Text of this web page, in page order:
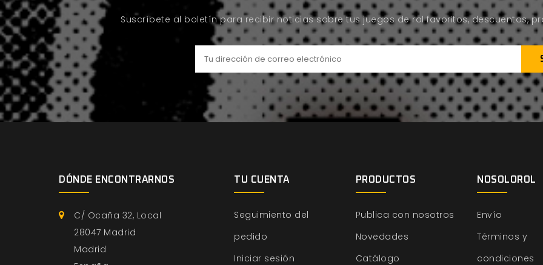
Suscríbete al boletín para recibir noticias sobre tus juegos de rol favoritos, descuentos,
DÓNDE ENCONTRARNOS
C/ Ocaña 32, Local
28047 Madrid
Madrid
TU CUENTA
Seguimiento del
pedido
Iniciar sesión
PRODUCTOS
Publica con nosotros
Novedades
Catálogo
NOSOLOROL
Envío
Términos y
condiciones